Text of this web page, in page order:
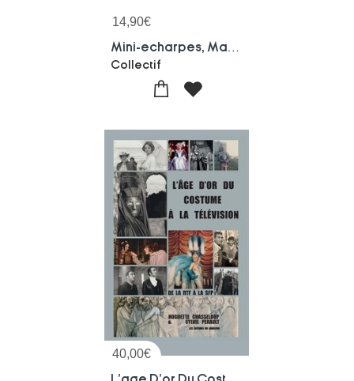
14,90€
Collectif
40,00€